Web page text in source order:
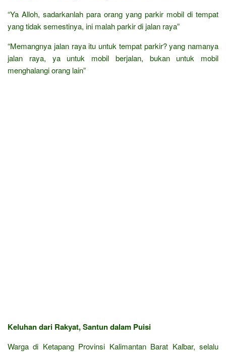
“Ya Alloh, sadarkanlah para orang yang parkir mobil di tempat
yang tidak semestinya, ini malah parkir di jalan raya”
“Memangnya jalan raya itu untuk tempat parkir? yang namanya
jalan raya, ya untuk mobil berjalan, bukan untuk mobil
menghalangi orang lain”
Keluhan dari Rakyat, Santun dalam Puisi
Warga di Ketapang Provinsi Kalimantan Barat Kalbar, selalu